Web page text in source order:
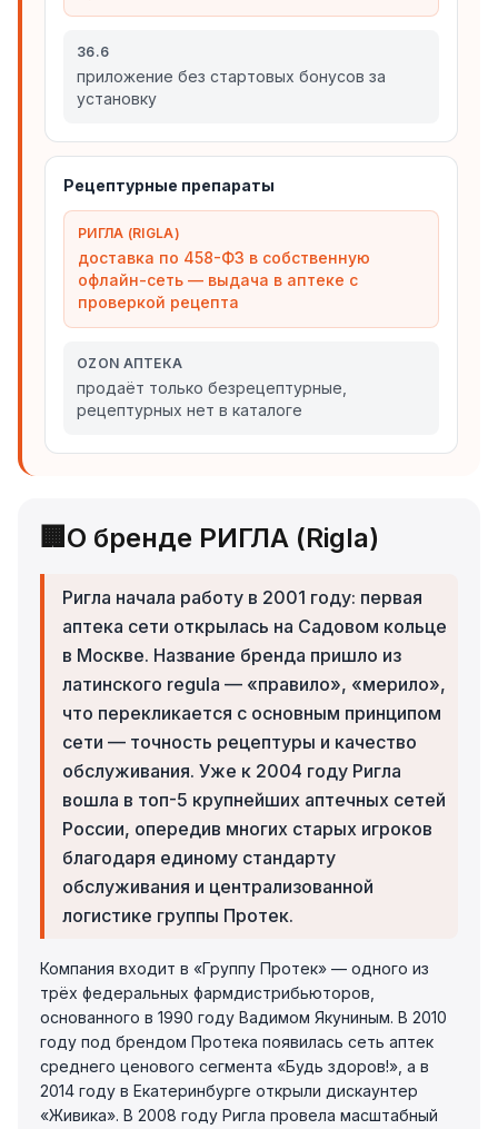
36.6
приложение без стартовых бонусов за
установку
Рецептурные препараты
РИГЛА (RIGLA)
доставка по 458-ФЗ в собственную
офлайн-сеть — выдача в аптеке с
проверкой рецепта
OZON АПТЕКА
продаёт только безрецептурные,
рецептурных нет в каталоге
🏢 О бренде РИГЛА (Rigla)
Ригла начала работу в 2001 году: первая
аптека сети открылась на Садовом кольце
в Москве. Название бренда пришло из
латинского regula — «правило», «мерило»,
что перекликается с основным принципом
сети — точность рецептуры и качество
обслуживания. Уже к 2004 году Ригла
вошла в топ-5 крупнейших аптечных сетей
России, опередив многих старых игроков
благодаря единому стандарту
обслуживания и централизованной
логистике группы Протек.
Компания входит в «Группу Протек» — одного из
трёх федеральных фармдистрибьюторов,
основанного в 1990 году Вадимом Якуниным. В 2010
году под брендом Протека появилась сеть аптек
среднего ценового сегмента «Будь здоров!», а в
2014 году в Екатеринбурге открыли дискаунтер
«Живика». В 2008 году Ригла провела масштабный